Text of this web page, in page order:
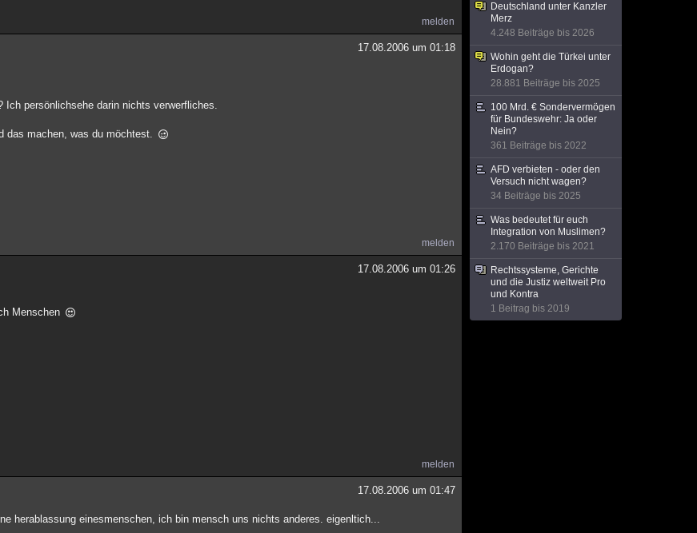
melden
17.08.2006 um 01:18
persönlichsehe darin nichts verwerfliches.
das machen, was du möchtest.
melden
17.08.2006 um 01:26
Menschen
melden
17.08.2006 um 01:47
herablassung einesmenschen, ich bin mensch uns nichts anderes. eigenltich...
Deutschland unter Kanzler
Merz
4.248 Beiträge bis 2026
Wohin geht die Türkei unter
Erdogan?
28.881 Beiträge bis 2025
100 Mrd. € Sondervermögen
für Bundeswehr: Ja oder
Nein?
361 Beiträge bis 2022
AFD verbieten - oder den
Versuch nicht wagen?
34 Beiträge bis 2025
Was bedeutet für euch
Integration von Muslimen?
2.170 Beiträge bis 2021
Rechtssysteme, Gerichte
und die Justiz weltweit Pro
und Kontra
1 Beitrag bis 2019